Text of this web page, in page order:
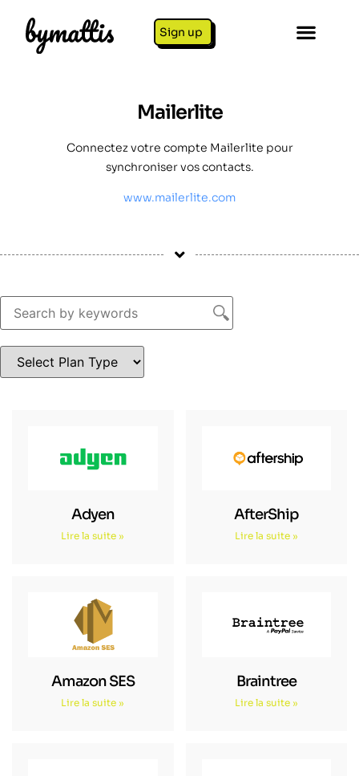
Sign up
Mailerlite
Connectez votre compte Mailerlite pour
synchroniser vos contacts.
www.mailerlite.com
Adyen
Lire la suite »
AfterShip
Lire la suite »
Amazon SES
Lire la suite »
Braintree
Lire la suite »